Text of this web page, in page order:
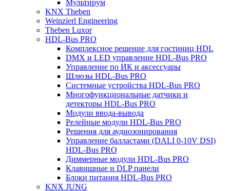
Мультирум
KNX Theben
Weinzierl Engineering
Theben Luxor
HDL-Bus PRO
Комплексное решение для гостиниц HDL
DMX и LED управление HDL-Bus PRO
Управление по ИК и аксессуары
Шлюзы HDL-Bus PRO
Системные устройства HDL-Bus PRO
Многофункциональные датчики и
детекторы HDL-Bus PRO
Модули ввода-вывода
Релейные модули HDL-Bus PRO
Решения для аудиозонирования
Управление балластами (DALI 0-10V DSI)
HDL-Bus PRO
Диммерные модули HDL-Bus PRO
Клавишные и DLP панели
Блоки питания HDL-Bus PRO
KNX JUNG